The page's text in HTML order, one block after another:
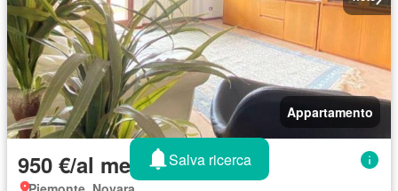
Appartamento
950 €/al mese Salva ricerca